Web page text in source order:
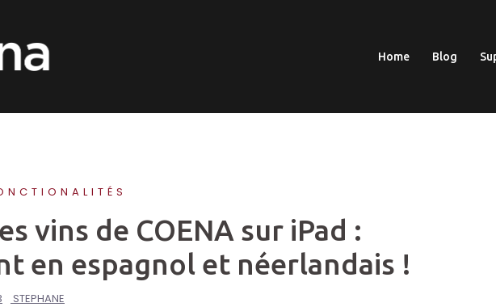
Home Blog
vins de COENA sur iPad :
en espagnol et néerlandais !
STEPHANE